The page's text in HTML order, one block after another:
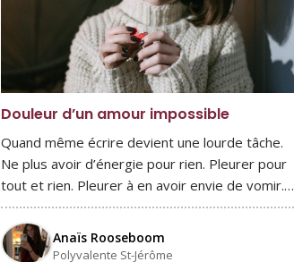
Douleur d’un amour impossible
Quand même écrire devient une lourde tâche.
Ne plus avoir d’énergie pour rien. Pleurer pour
tout et rien. Pleurer à en avoir envie de vomir.…
Anaïs Rooseboom
Polyvalente St-Jérôme